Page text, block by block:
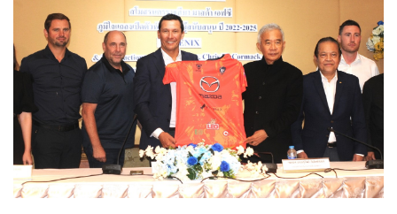
ออนไลน์ชั้นนำของไทยและเบอร์ 1 ด้านการเทรดผ่านระบบ
ออนไลน์ในประเทศญี่ปุ่น โดดร่วมสนับสนุนอย่างเป็นทางการ
เป้าหมาย เพื่อก้าวสู่ความเป็นหนึ่งในการแข่งขันไทยลีก